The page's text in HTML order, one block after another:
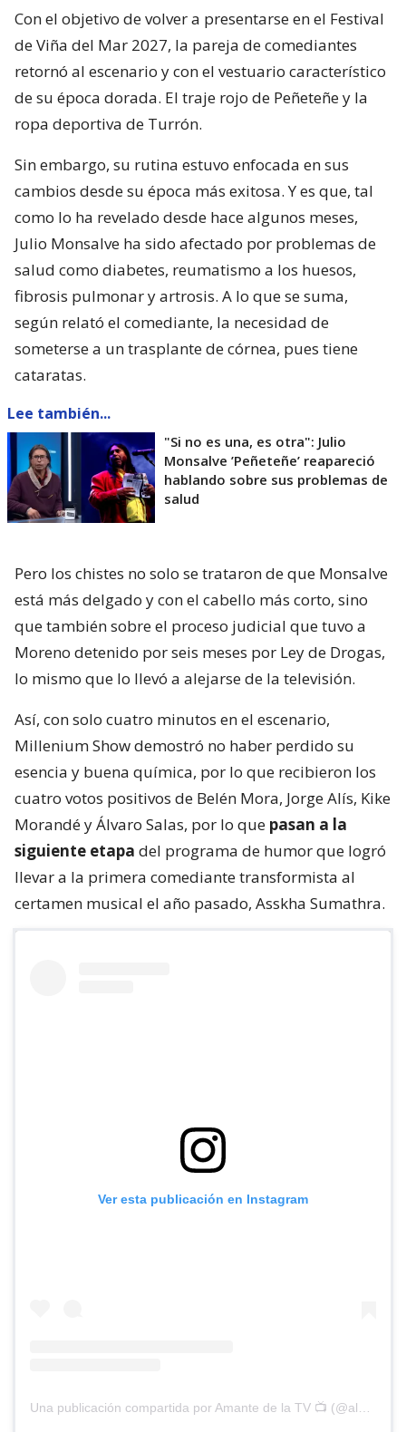
Con el objetivo de volver a presentarse en el Festival
de Viña del Mar 2027, la pareja de comediantes
retornó al escenario y con el vestuario característico
de su época dorada. El traje rojo de Peñeteñe y la
ropa deportiva de Turrón.
Sin embargo, su rutina estuvo enfocada en sus
cambios desde su época más exitosa. Y es que, tal
como lo ha revelado desde hace algunos meses,
Julio Monsalve ha sido afectado por problemas de
salud como diabetes, reumatismo a los huesos,
fibrosis pulmonar y artrosis. A lo que se suma,
según relató el comediante, la necesidad de
someterse a un trasplante de córnea, pues tiene
cataratas.
Lee también...
"Si no es una, es otra": Julio
Monsalve ’Peñeteñe’ reapareció
hablando sobre sus problemas de
salud
Pero los chistes no solo se trataron de que Monsalve
está más delgado y con el cabello más corto, sino
que también sobre el proceso judicial que tuvo a
Moreno detenido por seis meses por Ley de Drogas,
lo mismo que lo llevó a alejarse de la televisión.
Así, con solo cuatro minutos en el escenario,
Millenium Show demostró no haber perdido su
esencia y buena química, por lo que recibieron los
cuatro votos positivos de Belén Mora, Jorge Alís, Kike
Morandé y Álvaro Salas, por lo que pasan a la
siguiente etapa del programa de humor que logró
llevar a la primera comediante transformista al
certamen musical el año pasado, Asskha Sumathra.
Ver esta publicación en Instagram